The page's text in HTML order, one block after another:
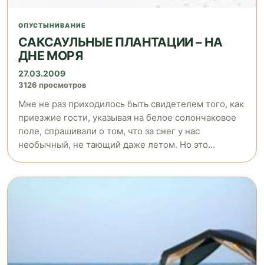
ОПУСТЫНИВАНИЕ
САКСАУЛЬНЫЕ ПЛАНТАЦИИ – НА
ДНЕ МОРЯ
27.03.2009
3126 просмотров
Мне не раз приходилось быть свидетелем того, как
приезжие гости, указывая на белое солончаковое
поле, спрашивали о том, что за снег у нас
необычный, не тающий даже летом. Но это...